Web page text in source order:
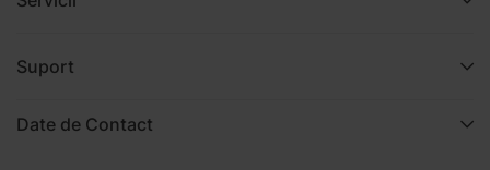
Suport
Date de Contact